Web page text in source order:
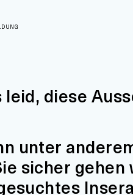
leid, diese
unter
sicher